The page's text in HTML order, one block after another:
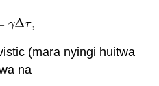
γΔτ,
γΔτ,
(mara nyingi huitwa
na